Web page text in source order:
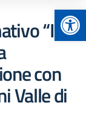
“Il
con
Valle di